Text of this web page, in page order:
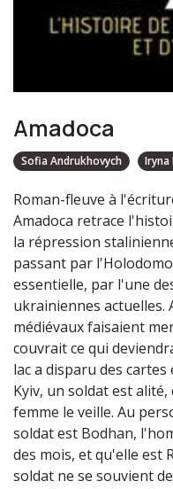
Amadoca
Sofia Andrukhovych Iryna
Roman-fleuve à
Amadoca retrace
la répression
passant par
essentielle, par l'une
ukrainiennes actuelles.
médiévaux faisaient
couvrait ce qui
lac a disparu des
Kyiv, un soldat est
femme le veille. Au
soldat est Bodhan,
des mois, et qu'elle est
soldat ne se souvient